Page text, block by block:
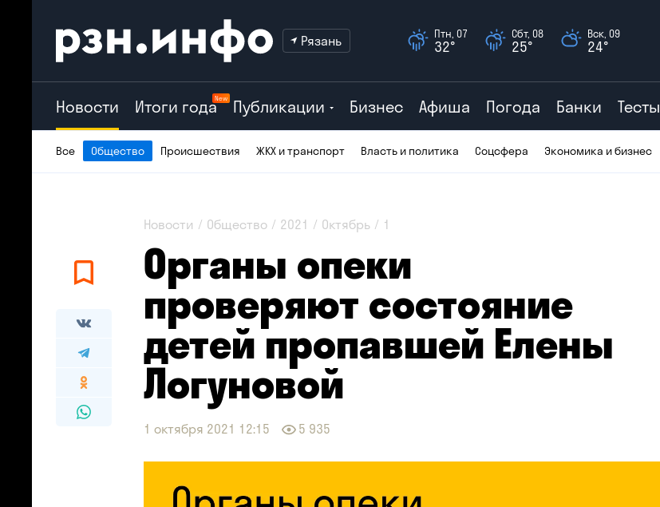
Рязань Птн, 07
32°
Сбт, 08
25°
Вск, 09
24°
Новости Итоги годаNew Публикации Бизнес Афиша Погода Банки Тесты
Все Общество Происшествия ЖКХ и транспорт Власть и политика Соцсфера Экономика и бизнес
Новости Общество 2021 Октябрь 1
Органы опеки
проверяют состояние
детей пропавшей Елены
Логуновой
1 октября 2021 12:15 5 935